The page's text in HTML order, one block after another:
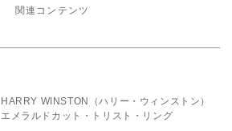
関連コンテンツ
HARRY WINSTON（ハリー・ウィンストン）
エメラルドカット・トリスト・リング